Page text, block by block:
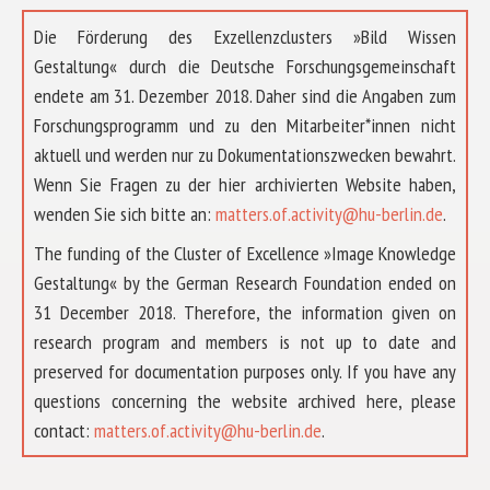
Die Förderung des Exzellenzclusters »Bild Wissen
Gestaltung« durch die Deutsche Forschungsgemeinschaft
endete am 31. Dezember 2018. Daher sind die Angaben zum
Forschungsprogramm und zu den Mitarbeiter*innen nicht
aktuell und werden nur zu Dokumentationszwecken bewahrt.
Wenn Sie Fragen zu der hier archivierten Website haben,
wenden Sie sich bitte an: matters.of.activity@hu-berlin.de.
The funding of the Cluster of Excellence »Image Knowledge
Gestaltung« by the German Research Foundation ended on
31 December 2018. Therefore, the information given on
research program and members is not up to date and
preserved for documentation purposes only. If you have any
questions concerning the website archived here, please
contact: matters.of.activity@hu-berlin.de.
ÜBER UNS